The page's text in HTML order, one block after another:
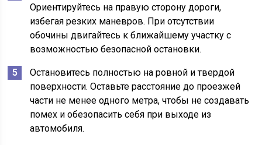
Ориентируйтесь на правую сторону дороги,
избегая резких маневров. При отсутствии
обочины двигайтесь к ближайшему участку с
возможностью безопасной остановки.
Остановитесь полностью на ровной и твердой
поверхности. Оставьте расстояние до проезжей
части не менее одного метра, чтобы не создавать
помех и обезопасить себя при выходе из
автомобиля.